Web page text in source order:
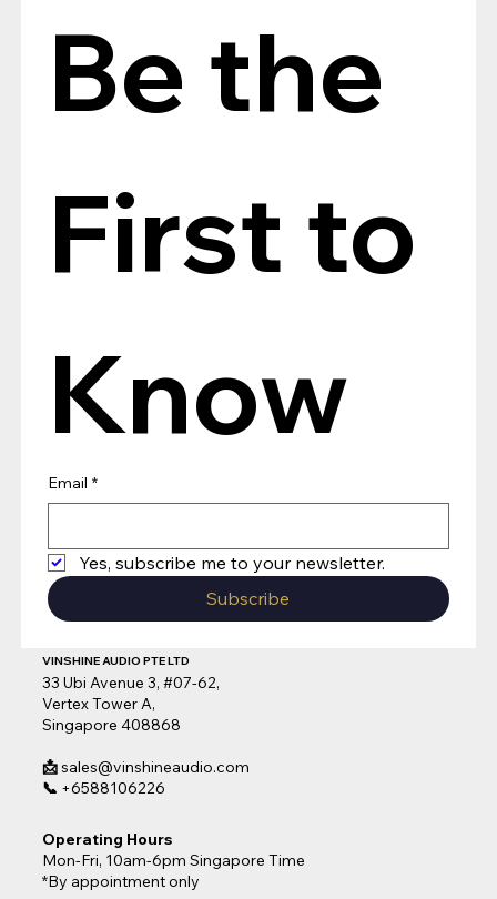
Be the
First to
Know
Email *
Yes, subscribe me to your newsletter.
Subscribe
VINSHINE AUDIO PTE LTD
33 Ubi Avenue 3, #07-62,
Vertex Tower A,
Singapore 408868
📩sales@vinshineaudio.com
📞 +6588106226
Operating Hours
Mon-Fri, 10am-6pm Singapore Time
*By appointment only